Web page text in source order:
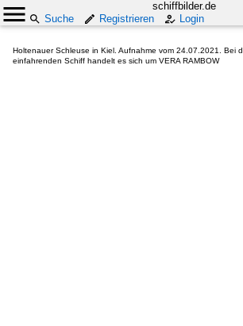
schiffbilder.de
Suche
Registrieren Login
Holtenauer Schleuse in Kiel. Aufnahme vom 24.07.2021. Bei
einfahrenden Schiff handelt es sich um VERA RAMBOW